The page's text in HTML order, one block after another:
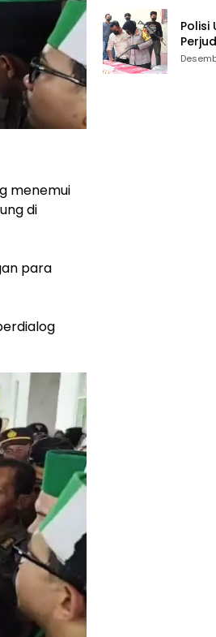
menemui
di
para
Polisi